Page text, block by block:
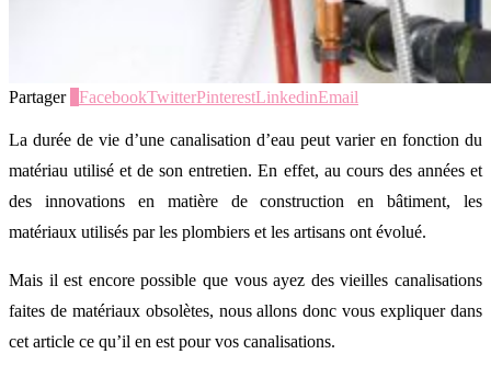
Partager FacebookTwitterPinterestLinkedinEmail
La durée de vie d’une canalisation d’eau peut varier en fonction du
matériau utilisé et de son entretien. En effet, au cours des années et
des innovations en matière de construction en bâtiment, les
matériaux utilisés par les plombiers et les artisans ont évolué.
Mais il est encore possible que vous ayez des vieilles canalisations
faites de matériaux obsolètes, nous allons donc vous expliquer dans
cet article ce qu’il en est pour vos canalisations.